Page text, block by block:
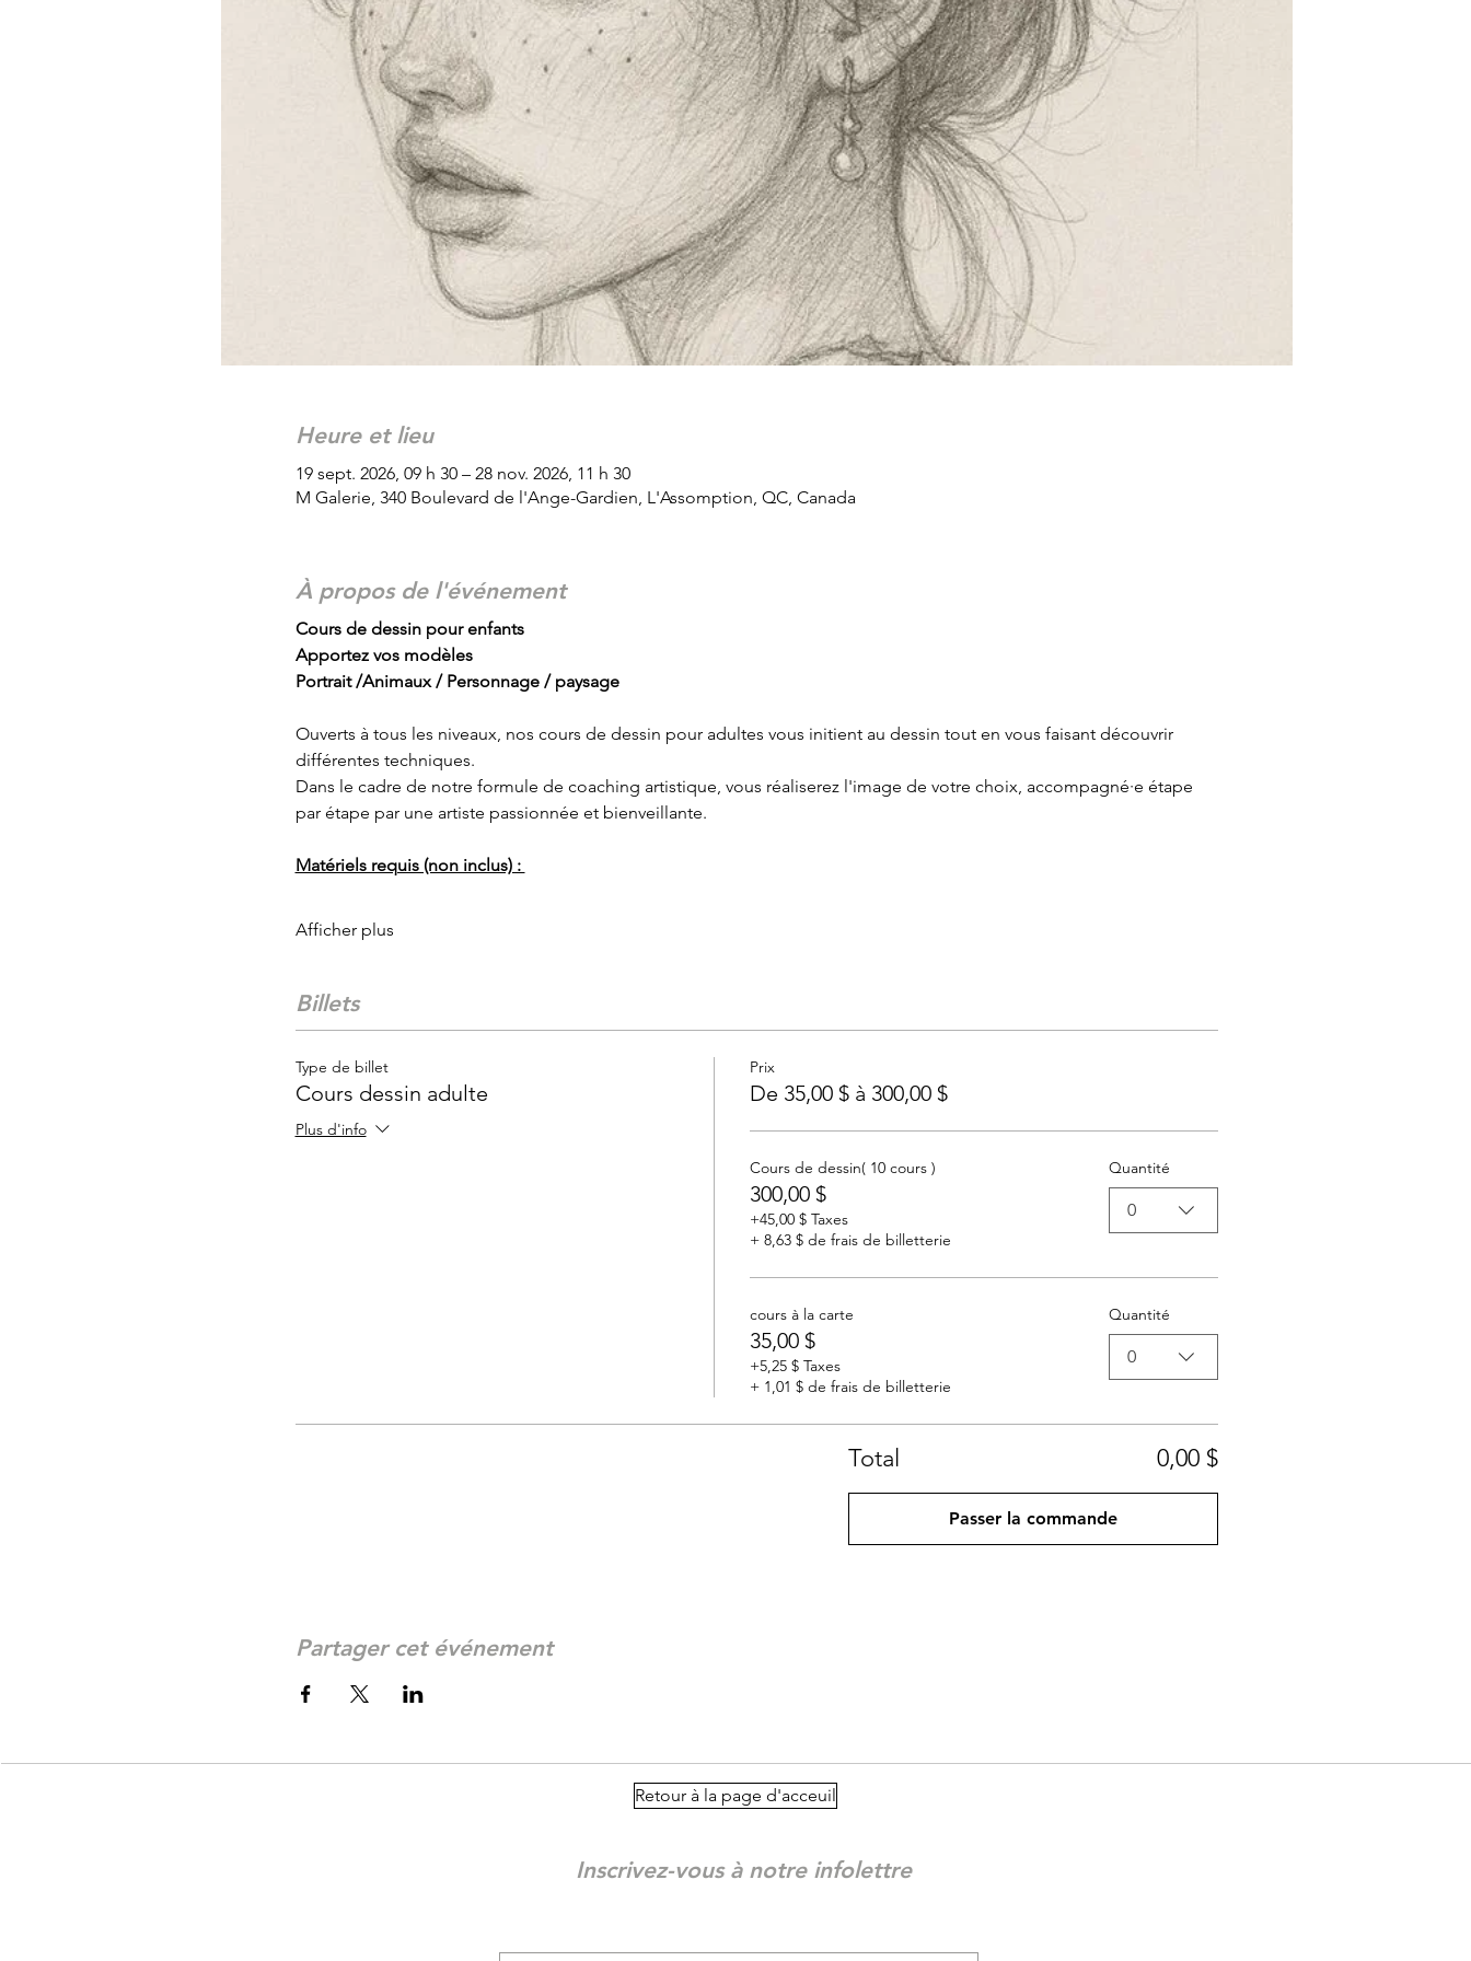
Heure et lieu
19 sept. 2026, 09 h 30 – 28 nov. 2026, 11 h 30
M Galerie, 340 Boulevard de l'Ange-Gardien, L'Assomption, QC, Canada
À propos de l'événement
Cours de dessin pour enfants
Apportez vos modèles
Portrait /Animaux / Personnage / paysage
Ouverts à tous les niveaux, nos cours de dessin pour adultes vous initient au dessin tout en vous faisant découvrir
différentes techniques.
Dans le cadre de notre formule de coaching artistique, vous réaliserez l'image de votre choix, accompagné·e étape
par étape par une artiste passionnée et bienveillante.
Matériels requis (non inclus) :
Afficher plus
Billets
Type de billet
Cours dessin adulte
Plus d'info
Prix
De 35,00 $ à 300,00 $
Cours de dessin( 10 cours )
300,00 $
+45,00 $ Taxes
+ 8,63 $ de frais de billetterie
Quantité
0
cours à la carte
35,00 $
+5,25 $ Taxes
+ 1,01 $ de frais de billetterie
Quantité
0
Total 0,00 $
Passer la commande
Partager cet événement
Retour à la page d'acceuil
Inscrivez-vous à notre infolettre